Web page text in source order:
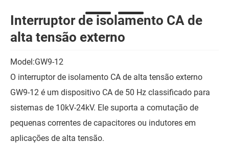
Interruptor de isolamento CA de
alta tensão externo
Model:GW9-12
O interruptor de isolamento CA de alta tensão externo
GW9-12 é um dispositivo CA de 50 Hz classificado para
sistemas de 10kV-24kV. Ele suporta a comutação de
pequenas correntes de capacitores ou indutores em
aplicações de alta tensão.